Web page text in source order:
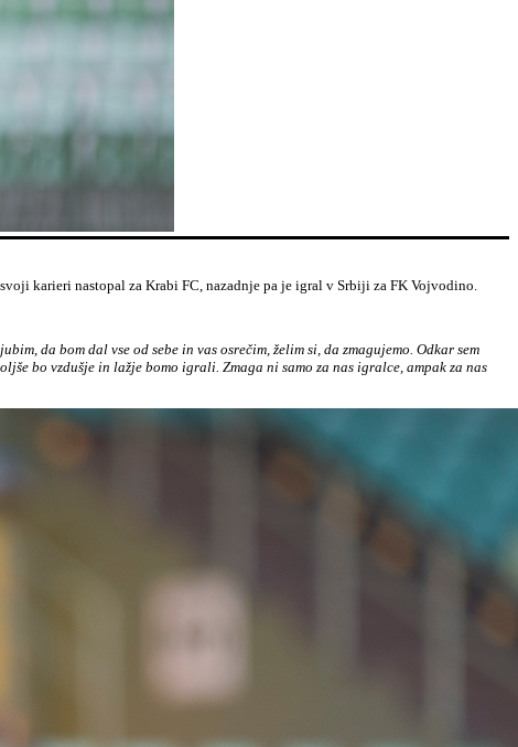
karieri nastopal za Krabi FC, nazadnje pa je igral v Srbiji za FK Vojvodino.
da bom dal vse od sebe in vas osrečim, želim si, da zmagujemo. Odkar sem
bo vzdušje in lažje bomo igrali. Zmaga ni samo za nas igralce, ampak za nas